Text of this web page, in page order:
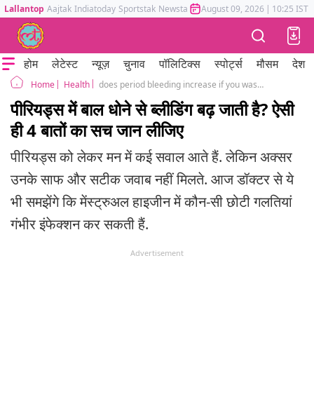
Lallantop Aajtak Indiatoday Sportstak Newstak Mumbai Tak Astrotak
August 09, 2026 | 10:25 IST
होम लेटेस्ट न्यूज़ चुनाव पॉलिटिक्स स्पोर्ट्स मौसम देश
Home Health does period bleeding increase if you wash your hair four menstrual hygiene myth busted
पीरियड्स में बाल धोने से ब्लीडिंग बढ़ जाती है? ऐसी
ही 4 बातों का सच जान लीजिए
पीरियड्स को लेकर मन में कई सवाल आते हैं. लेकिन अक्सर
उनके साफ और सटीक जवाब नहीं मिलते. आज डॉक्टर से ये
भी समझेंगे कि मेंस्ट्रुअल हाइजीन में कौन-सी छोटी गलतियां
गंभीर इंफेक्शन कर सकती हैं.
Advertisement